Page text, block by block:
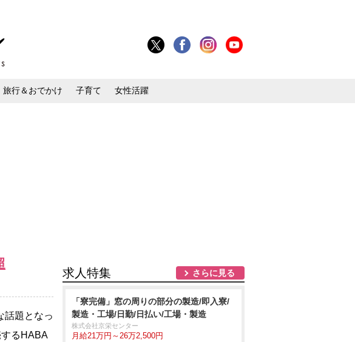
旅行＆おでかけ 子育て 女性活躍
題となっ
るHABA
求人特集 さらに見る
「寮完備」窓の周りの部分の製造/即入寮/
製造・工場/日勤/日払い/工場・製造
株式会社京栄センター
月給21万円～26万2,500円